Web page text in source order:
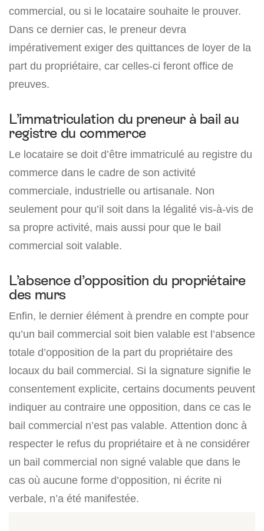
commercial, ou si le locataire souhaite le prouver.
Dans ce dernier cas, le preneur devra
impérativement exiger des quittances de loyer de la
part du propriétaire, car celles-ci feront office de
preuves.
L’immatriculation du preneur à bail au
registre du commerce
Le locataire se doit d’être immatriculé au registre du
commerce dans le cadre de son activité
commerciale, industrielle ou artisanale. Non
seulement pour qu’il soit dans la légalité vis-à-vis de
sa propre activité, mais aussi pour que le bail
commercial soit valable.
L’absence d’opposition du propriétaire
des murs
Enfin, le dernier élément à prendre en compte pour
qu’un bail commercial soit bien valable est l’absence
totale d’opposition de la part du propriétaire des
locaux du bail commercial. Si la signature signifie le
consentement explicite, certains documents peuvent
indiquer au contraire une opposition, dans ce cas le
bail commercial n’est pas valable. Attention donc à
respecter le refus du propriétaire et à ne considérer
un bail commercial non signé valable que dans le
cas où aucune forme d’opposition, ni écrite ni
verbale, n’a été manifestée.